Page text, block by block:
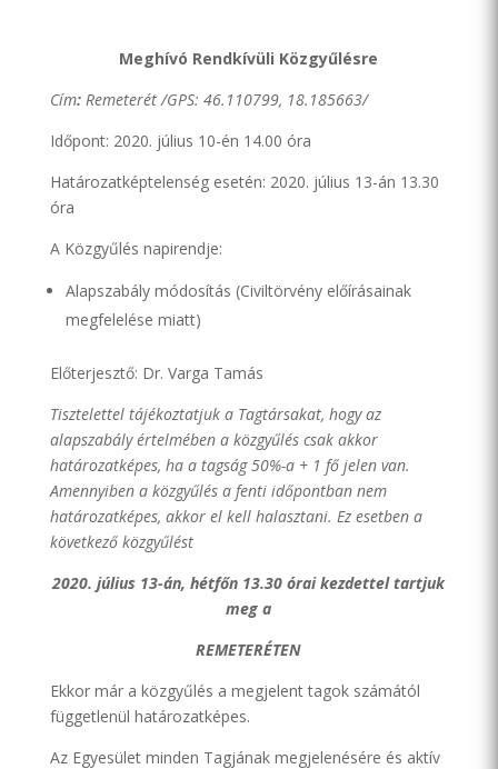
Meghívó Rendkívüli Közgyűlésre
Cím: Remeterét /GPS: 46.110799, 18.185663/
Időpont: 2020. július 10-én 14.00 óra
Határozatképtelenség esetén: 2020. július 13-án 13.30
óra
A Közgyűlés napirendje:
Alapszabály módosítás (Civiltörvény előírásainak
megfelelése miatt)
Előterjesztő: Dr. Varga Tamás
Tisztelettel tájékoztatjuk a Tagtársakat, hogy az
alapszabály értelmében a közgyűlés csak akkor
határozatképes, ha a tagság 50%-a + 1 fő jelen van.
Amennyiben a közgyűlés a fenti időpontban nem
határozatképes, akkor el kell halasztani. Ez esetben a
következő közgyűlést
2020.július 13-án, hétfőn 13.30 órai kezdetteltartjuk
meg a
REMETERÉTEN
Ekkor már a közgyűlés a megjelent tagok számától
függetlenül határozatképes.
Az Egyesület minden Tagjának megjelenésére és aktív